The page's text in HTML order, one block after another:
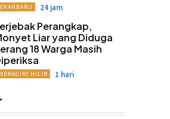
24 jam
Perangkap,
Liar yang Diduga
18 Warga Masih
HILIR 1 hari